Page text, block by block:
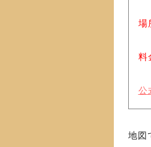
場
料
公
地図